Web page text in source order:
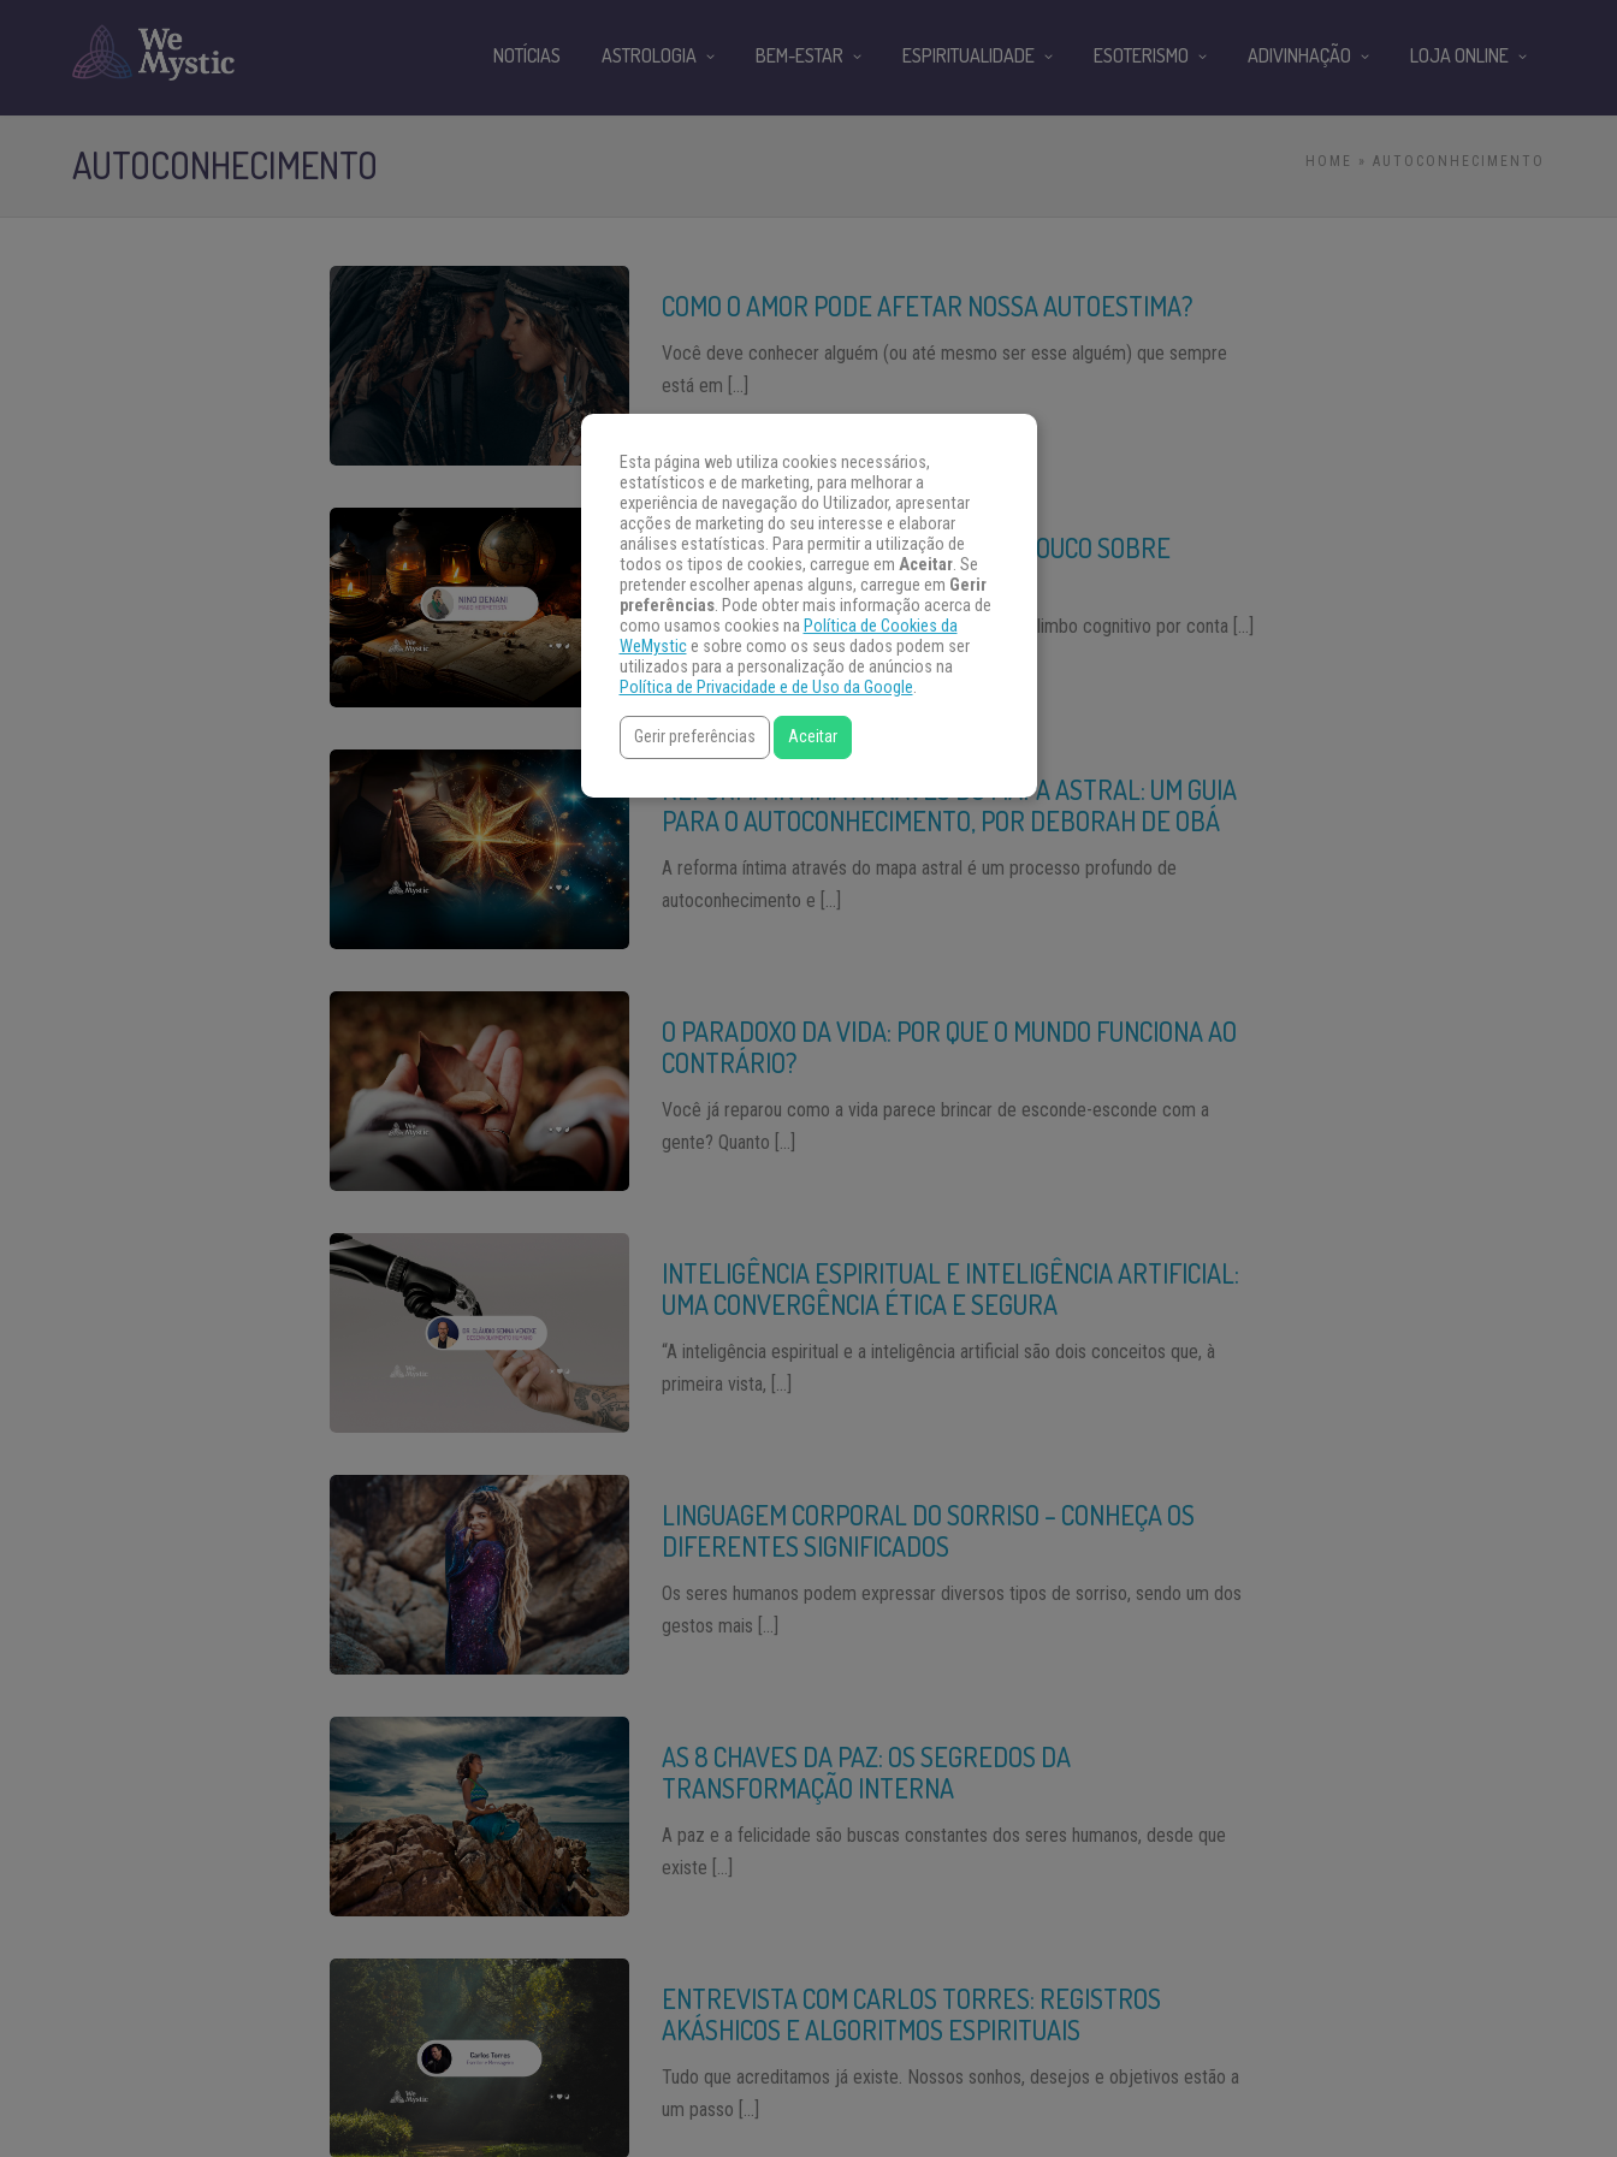
HOME » AUTOCONHECIMENTO
AUTOCONHECIMENTO
COMO O AMOR PODE AFETAR NOSSA AUTOESTIMA?
Você deve conhecer alguém (ou até mesmo ser esse alguém) que sempre
está em […]
QUE TAL SE A GENTE FALASSE UM POUCO SOBRE
ALQUIMIA?
Alquimia é um lance que caiu em uma espécie de limbo cognitivo por conta […]
REFORMA ÍNTIMA ATRAVÉS DO MAPA ASTRAL: UM GUIA
PARA O AUTOCONHECIMENTO, POR DEBORAH DE OBÁ
A reforma íntima através do mapa astral é um processo profundo de
autoconhecimento e […]
O PARADOXO DA VIDA: POR QUE O MUNDO FUNCIONA AO
CONTRÁRIO?
Você já reparou como a vida parece brincar de esconde-esconde com a
gente? Quanto […]
INTELIGÊNCIA ESPIRITUAL E INTELIGÊNCIA ARTIFICIAL:
UMA CONVERGÊNCIA ÉTICA E SEGURA
“A inteligência espiritual e a inteligência artificial são dois conceitos que, à
primeira vista, […]
LINGUAGEM CORPORAL DO SORRISO – CONHEÇA OS
DIFERENTES SIGNIFICADOS
Os seres humanos podem expressar diversos tipos de sorriso, sendo um dos
gestos mais […]
AS 8 CHAVES DA PAZ: OS SEGREDOS DA
TRANSFORMAÇÃO INTERNA
A paz e a felicidade são buscas constantes dos seres humanos, desde que
existe […]
ENTREVISTA COM CARLOS TORRES: REGISTROS
AKÁSHICOS E ALGORITMOS ESPIRITUAIS
Tudo que acreditamos já existe. Nossos sonhos, desejos e objetivos estão a
um passo […]
NOTÍCIAS ASTROLOGIA BEM-ESTAR ESPIRITUALIDADE ESOTERISMO ADIVINHAÇÃO LOJA ONLINE
Esta página web utiliza cookies necessários,
estatísticos e de marketing, para melhorar a
experiência de navegação do Utilizador, apresentar
acções de marketing do seu interesse e elaborar
análises estatísticas. Para permitir a utilização de
todos os tipos de cookies, carregue em Aceitar. Se
pretender escolher apenas alguns, carregue em Gerir
preferências. Pode obter mais informação acerca de
como usamos cookies na Política de Cookies da
WeMystice sobre como os seus dados podem ser
utilizados para a personalização de anúncios na
Política de Privacidade e de Uso da Google.
Gerir preferências Aceitar